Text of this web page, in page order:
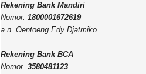
Rekening Bank Mandiri
Nomor. 1800001672619
a.n. Oentoeng Edy Djatmiko
Rekening Bank BCA
Nomor. 3580481123